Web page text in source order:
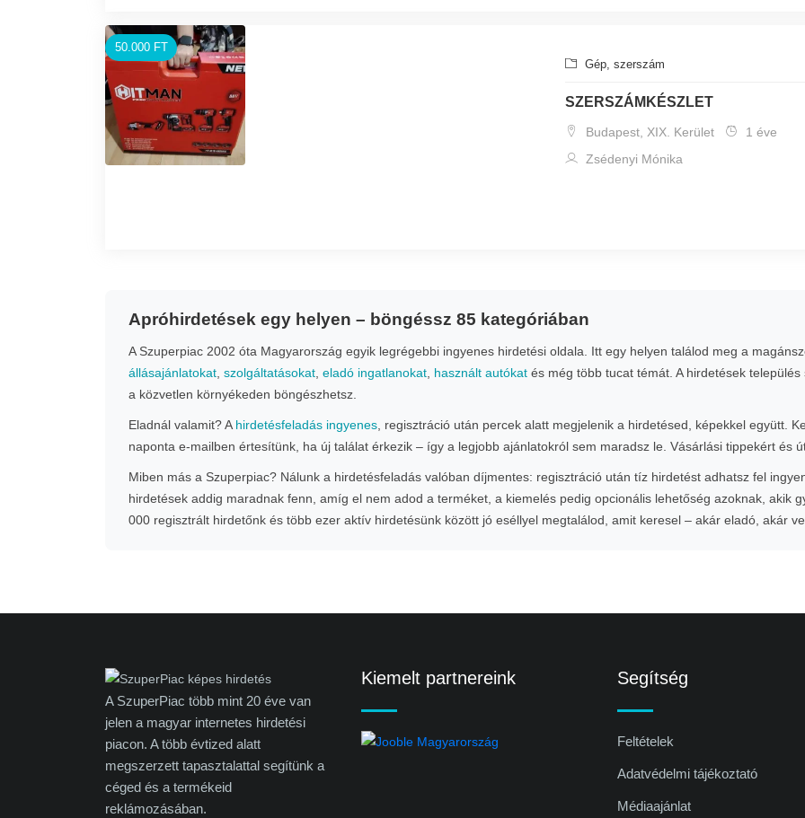
50.000 FT
Gép, szerszám
SZERSZÁMKÉSZLET
Budapest, XIX. Kerület
1 éve
Zsédenyi Mónika
Apróhirdetések egy helyen – böngéssz 85 kategóriában
A Szuperpiac 2002 óta Magyarország egyik legrégebbi ingyenes hirdetési oldala. Itt egy helyen találod meg a
állásajánlatokat szolgáltatásokat eladó ingatlanokat használt autókat és még több tucat témát. A hirdetések
a közvetlen környékeden böngészhetsz.
Eladnál valamit? A hirdetésfeladás ingyenes , regisztráció után percek alatt megjelenik a hirdetésed, képekkel együtt.
naponta e-mailben értesítünk, ha új találat érkezik – így a legjobb ajánlatokról sem maradsz le. Vásárlási tippekért és
Miben más a Szuperpiac? Nálunk a hirdetésfeladás valóban díjmentes: regisztráció után tíz hirdetést adhatsz fel
hirdetések addig maradnak fenn, amíg el nem adod a terméket, a kiemelés pedig opcionális lehetőség azoknak, akik
000 regisztrált hirdetőnk és több ezer aktív hirdetésünk között jó eséllyel megtalálod, amit keresel – akár eladó, akár
A SzuperPiac több mint 20 éve van
jelen a magyar internetes hirdetési
piacon. A több évtized alatt
megszerzett tapasztalattal segítünk a
céged és a termékeid
reklámozásában.
Kiemelt partnereink Segítség
Feltételek
Adatvédelmi tájékoztató
Médiaajánlat